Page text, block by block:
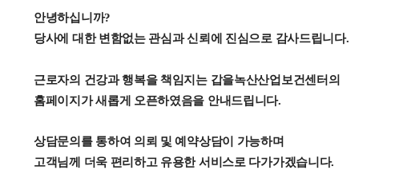
안녕하십니까?
당사에 대한 변함없는 관심과 신뢰에 진심으로 감사드립니다.
근로자의 건강과 행복을 책임지는 갑을녹산산업보건센터의
홈페이지가 새롭게 오픈하였음을 안내드립니다.
상담문의를 통하여 의뢰 및 예약상담이 가능하며
고객님께 더욱 편리하고 유용한 서비스로 다가가겠습니다.